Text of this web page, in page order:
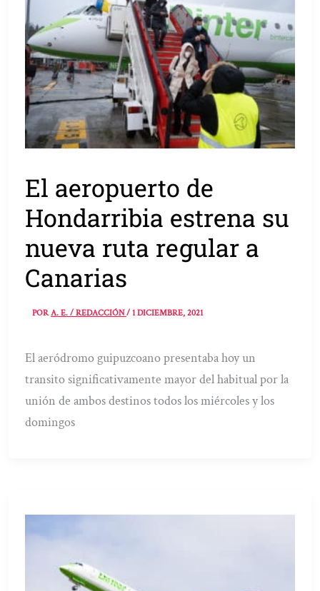
El aeropuerto de
Hondarribia estrena su
nueva ruta regular a
Canarias
PORA. E. / REDACCIÓN/1 DICIEMBRE, 2021
El aeródromo guipuzcoano presentaba hoy un
transito significativamente mayor del habitual por la
unión de ambos destinos todos los miércoles y los
domingos